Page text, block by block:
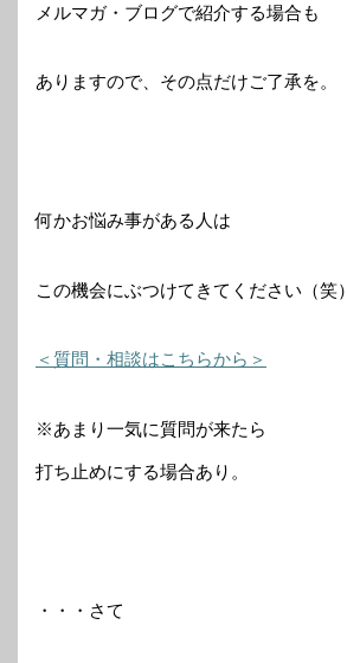
メルマガ・ブログで紹介する場合も
ありますので、その点だけご了承を。
何かお悩み事がある人は
この機会にぶつけてきてください（笑）
＜質問・相談はこちらから＞
※あまり一気に質問が来たら
打ち止めにする場合あり。
・・・さて